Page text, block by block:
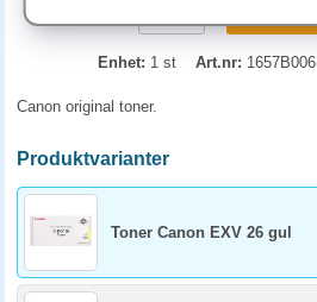
Enhet: 1 st Art.nr: 1657B006
Canon original toner.
Produktvarianter
Toner Canon EXV 26 gul